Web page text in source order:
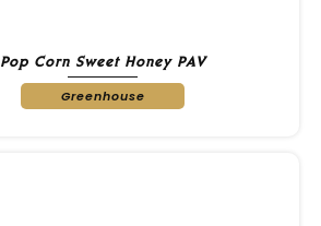
Pop Corn Sweet Honey PAV
Greenhouse